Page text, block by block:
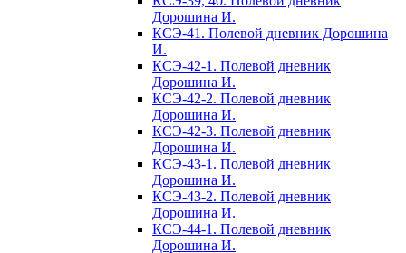
Дорошина И.
КСЭ-41. Полевой дневник Дорошина
И.
КСЭ-42-1. Полевой дневник
Дорошина И.
КСЭ-42-2. Полевой дневник
Дорошина И.
КСЭ-42-3. Полевой дневник
Дорошина И.
КСЭ-43-1. Полевой дневник
Дорошина И.
КСЭ-43-2. Полевой дневник
Дорошина И.
КСЭ-44-1. Полевой дневник
Дорошина И.